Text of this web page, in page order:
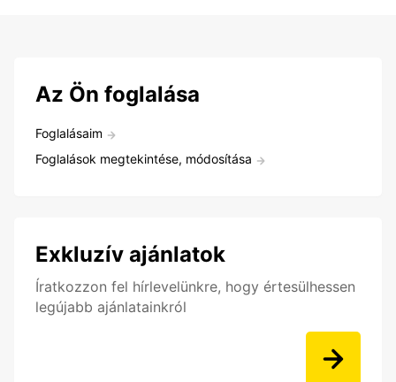
Az Ön foglalása
Foglalásaim
Foglalások megtekintése, módosítása
Exkluzív ajánlatok
Íratkozzon fel hírlevelünkre, hogy értesülhessen
legújabb ajánlatainkról